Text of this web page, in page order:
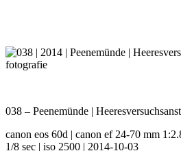
038 – Peenemünde |
canon eos 60d | canon ef 24-70 mm
1/8 sec | iso 2500 | 2014-10-03